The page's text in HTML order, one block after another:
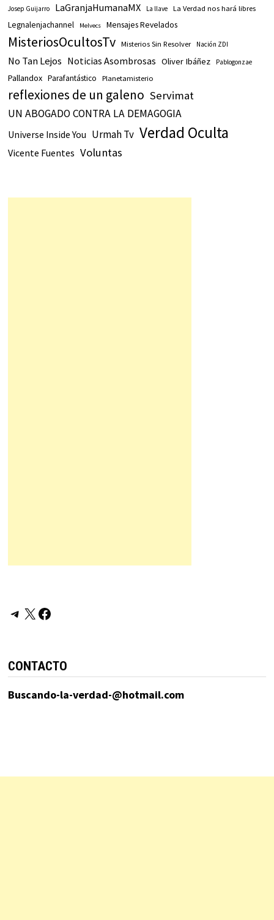
Josep Guijarro LaGranjaHumanaMX La llave La Verdad nos hará libres
Legnalenjachannel Melvecs Mensajes Revelados
MisteriosOcultosTv Misterios Sin Resolver Nación ZDI
No Tan Lejos Noticias Asombrosas Oliver Ibáñez Pablogonzae
Pallandox Parafantástico Planetamisterio
reflexiones de un galeno Servimat
UN ABOGADO CONTRA LA DEMAGOGIA
Universe Inside You Urmah Tv Verdad Oculta
Vicente Fuentes Voluntas
Telegram
X Facebook
CONTACTO
Buscando-la-verdad-@hotmail.com